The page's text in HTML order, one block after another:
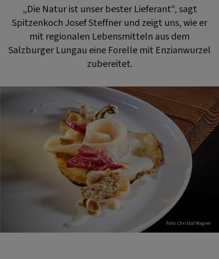
„Die Natur ist unser bester Lieferant“, sagt
Spitzenkoch Josef Steffner und zeigt uns, wie er
mit regionalen Lebensmitteln aus dem
Salzburger Lungau eine Forelle mit Enzianwurzel
zubereitet.
Foto: Christof Wagner